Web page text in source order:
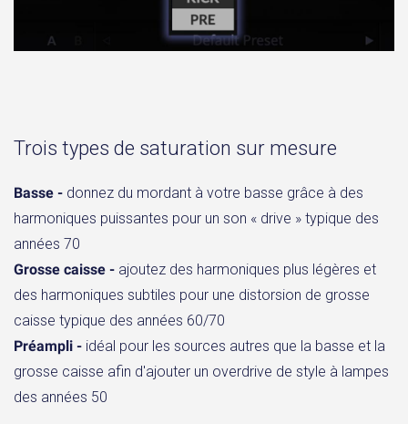
Trois types de saturation sur mesure
Basse - donnez du mordant à votre basse grâce à des
harmoniques puissantes pour un son « drive » typique des
années 70
Grosse caisse - ajoutez des harmoniques plus légères et
des harmoniques subtiles pour une distorsion de grosse
caisse typique des années 60/70
Préampli - idéal pour les sources autres que la basse et la
grosse caisse afin d'ajouter un overdrive de style à lampes
des années 50